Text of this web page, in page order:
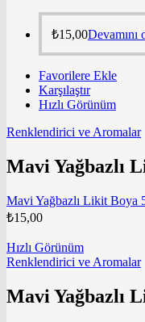
₺15,00Devamını
Favorilere Ekle
Karşılaştır
Hızlı Görünüm
Renklendirici ve Aromalar
Mavi Yağbazlı
Mavi Yağbazlı Likit Boya
₺15,00
Hızlı Görünüm
Renklendirici ve Aromalar
Mavi Yağbazlı